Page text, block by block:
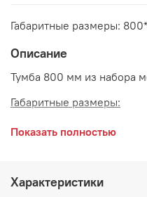
Габаритные размеры:
Описание
Тумба 800 мм из набора
Габаритные размеры:
длина 800 мм
высота 840 мм
Показать полностью
Характеристики